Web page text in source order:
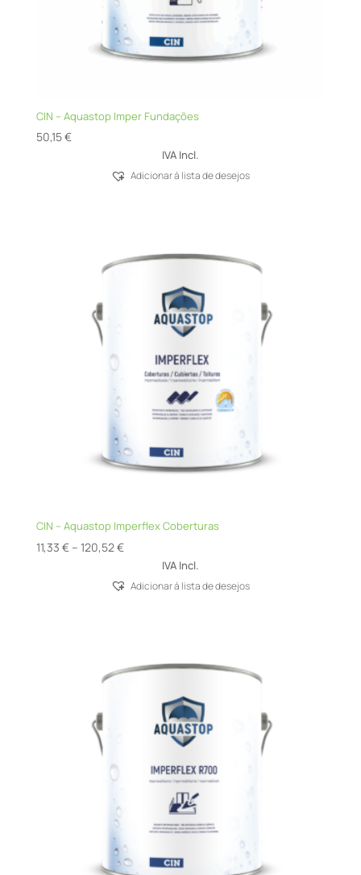
CIN – Aquastop Imper Fundações
50,15€
IVA Incl.
Adicionar á lista de desejos
CIN – Aquastop Imperflex Coberturas
11,33 € – 120,52€Price
11,33 €
IVA Incl.
Adicionar á lista de desejos